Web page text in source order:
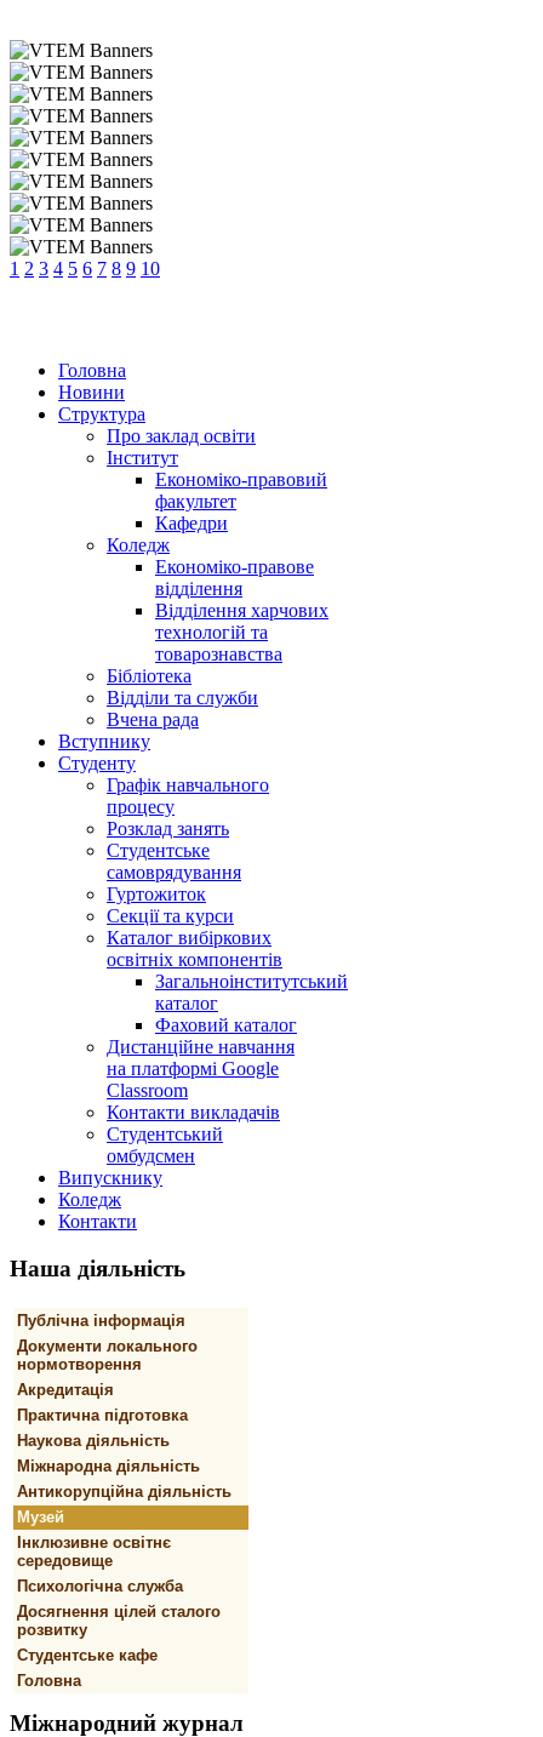
1 2 3 4 5 6 7 8 9 10
Головна
Новини
Структура
Про заклад освіти
Інститут
Економіко-правовий
факультет
Кафедри
Коледж
Економіко-правове
відділення
Відділення харчових
технологій та
товарознавства
Бібліотека
Відділи та служби
Вчена рада
Вступнику
Студенту
Графік навчального
процесу
Розклад занять
Студентське
самоврядування
Гуртожиток
Секції та курси
Каталог вибіркових
освітніх компонентів
Загальноінститутський
каталог
Фаховий каталог
Дистанційне навчання
на платформі Google
Classroom
Контакти викладачів
Студентський
омбудсмен
Випускнику
Коледж
Контакти
Наша діяльність
Публічна інформація
Документи локального
нормотворення
Акредитація
Практична підготовка
Наукова діяльність
Міжнародна діяльність
Антикорупційна діяльність
Музей
Інклюзивне освітнє
середовище
Психологічна служба
Досягнення цілей сталого
розвитку
Студентське кафе
Головна
Міжнародний журнал